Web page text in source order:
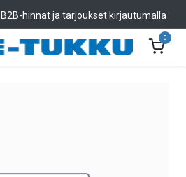
B2B-hinnat ja tarjoukset kirjautumalla
0